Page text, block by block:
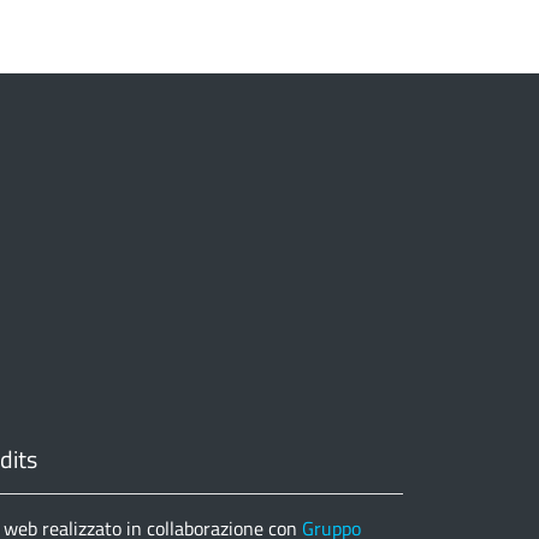
realizzato in collaborazione con Gruppo